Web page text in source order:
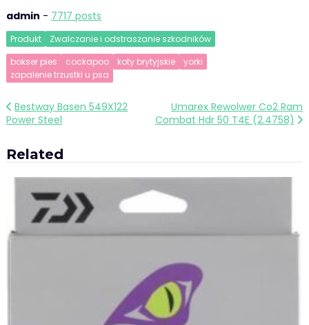
admin - 7717 posts
Produkt
Zwalczanie i odstraszanie szkodników
bokser pies
cockapoo koty brytyjskie
yorki
zapalenie trzustki u psa
Nawigacja
wpisu
Bestway Basen 549X122
Power Steel
Umarex Rewolwer Co2 Ram
Combat Hdr 50 T4E (2.4758)
Related